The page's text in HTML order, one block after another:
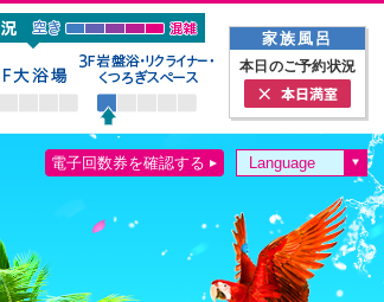
家族風呂
本日のご予約状況
電子回数券を確認する